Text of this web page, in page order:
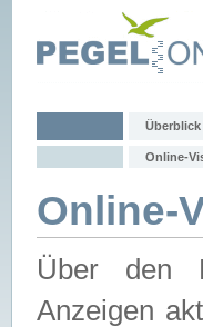
Überblick
Online-
Online-
Über den
Anzeigen